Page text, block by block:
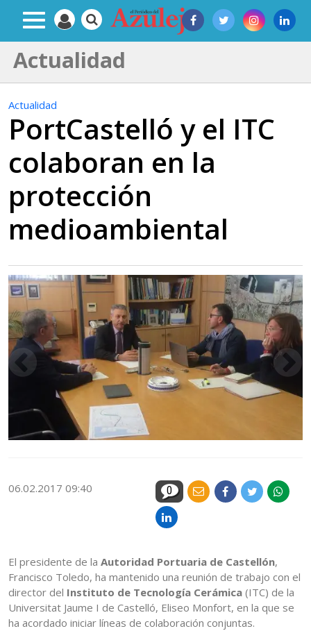
Actualidad
Actualidad
PortCastelló y el ITC
colaboran en la
protección
medioambiental
06.02.2017 09:40 0
El presidente de la Autoridad Portuaria de Castellón,
Francisco Toledo, ha mantenido una reunión de trabajo con el
director del Instituto de Tecnología Cerámica (ITC) de la
Universitat Jaume I de Castelló, Eliseo Monfort, en la que se
ha acordado iniciar líneas de colaboración conjuntas.